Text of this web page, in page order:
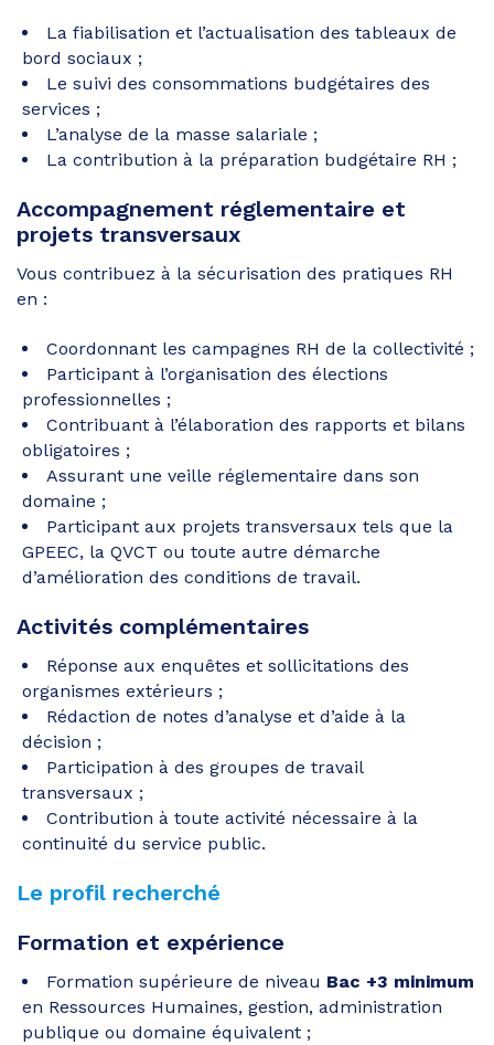
La fiabilisation et l’actualisation des tableaux de
bord sociaux ;
Le suivi des consommations budgétaires des
services ;
L’analyse de la masse salariale ;
La contribution à la préparation budgétaire RH ;
Accompagnement réglementaire et
projets transversaux
Vous contribuez à la sécurisation des pratiques RH
en :
Coordonnant les campagnes RH de la collectivité ;
Participant à l’organisation des élections
professionnelles ;
Contribuant à l’élaboration des rapports et bilans
obligatoires ;
Assurant une veille réglementaire dans son
domaine ;
Participant aux projets transversaux tels que la
GPEEC, la QVCT ou toute autre démarche
d’amélioration des conditions de travail.
Activités complémentaires
Réponse aux enquêtes et sollicitations des
organismes extérieurs ;
Rédaction de notes d’analyse et d’aide à la
décision ;
Participation à des groupes de travail
transversaux ;
Contribution à toute activité nécessaire à la
continuité du service public.
Le profil recherché
Formation et expérience
Formation supérieure de niveau Bac +3 minimum
en Ressources Humaines, gestion, administration
publique ou domaine équivalent ;